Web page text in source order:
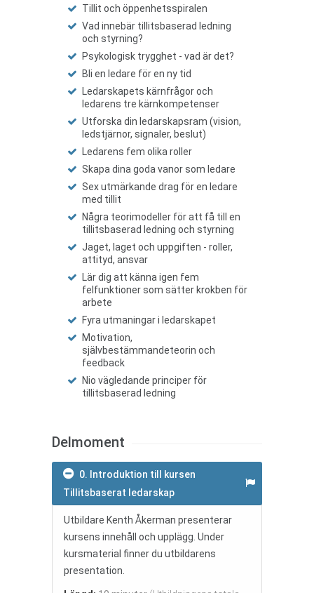
Tillit och öppenhetsspiralen
Vad innebär tillitsbaserad ledning
och styrning?
Psykologisk trygghet - vad är det?
Bli en ledare för en ny tid
Ledarskapets kärnfrågor och
ledarens tre kärnkompetenser
Utforska din ledarskapsram (vision,
ledstjärnor, signaler, beslut)
Ledarens fem olika roller
Skapa dina goda vanor som ledare
Sex utmärkande drag för en ledare
med tillit
Några teorimodeller för att få till en
tillitsbaserad ledning och styrning
Jaget, laget och uppgiften - roller,
attityd, ansvar
Lär dig att känna igen fem
felfunktioner som sätter krokben för
arbete
Fyra utmaningar i ledarskapet
Motivation,
självbestämmandeteorin och
feedback
Nio vägledande principer för
tillitsbaserad ledning
Delmoment
0. Introduktion till kursen
Tillitsbaserat ledarskap
Utbildare Kenth Åkerman presenterar
kursens innehåll och upplägg. Under
kursmaterial finner du utbildarens
presentation.